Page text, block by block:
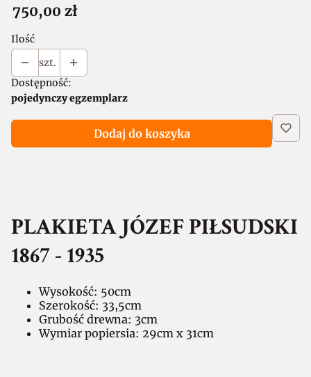
Cena
750,00 zł
Ilość
szt.
Dostępność:
pojedynczy egzemplarz
Dodaj do koszyka
PLAKIETA JÓZEF PIŁSUDSKI
1867 - 1935
Wysokość: 50cm
Szerokość: 33,5cm
Grubość drewna: 3cm
Wymiar popiersia: 29cm x 31cm